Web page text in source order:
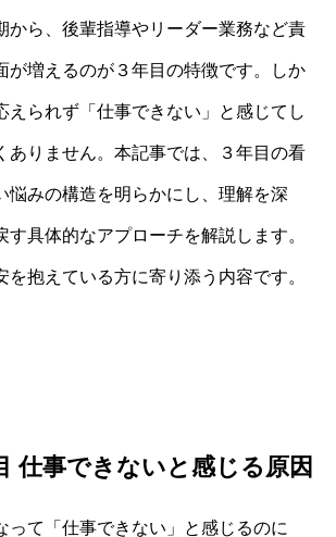
から、後輩指導やリーダー業務など責
が増えるのが３年目の特徴です。しか
えられず「仕事できない」と感じてし
ありません。本記事では、３年目の看
悩みの構造を明らかにし、理解を深
す具体的なアプローチを解説します。
を抱えている方に寄り添う内容です。
仕事できないと感じる原因
って「仕事できない」と感じるのに